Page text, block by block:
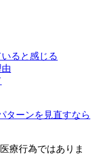
ると感じる
ターンを見直すなら
療行為ではありま